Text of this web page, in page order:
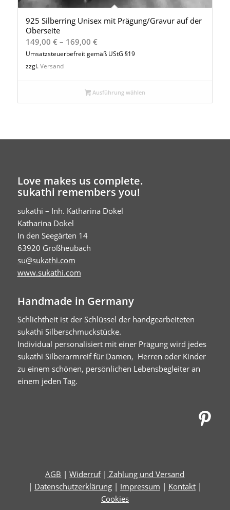
925 Silberring Unisex mit Prägung/Gravur auf der
Oberseite
149,00 € – 169,00 €Preisspanne:
149,00 €
Umsatzsteuerbefreit gemäß UStG §19
zzgl.Versand
Ausführung wählen
Love makes us complete.
sukathi remembers you!
sukathi – Inh. Katharina Dokel
Katharina Dokel
In den Seegärten 14
63920 Großheubach
su@sukathi.com
www.sukathi.com
Handmade in Germany
Schlichtheit ist der Schlüssel der handgearbeiteten
sukathi Silberschmuckstücke.
Individual personalisiert mit einer Prägung wird jedes
sukathi Silberarmreif für Damen, Herren oder Kinder
zu einem schönen, persönlichen Lebensbegleiter an
einem jeden Tag.
AGB |Widerruf| Zahlung und Versand
| Datenschutzerklärung| Impressum | Kontakt|
Cookies